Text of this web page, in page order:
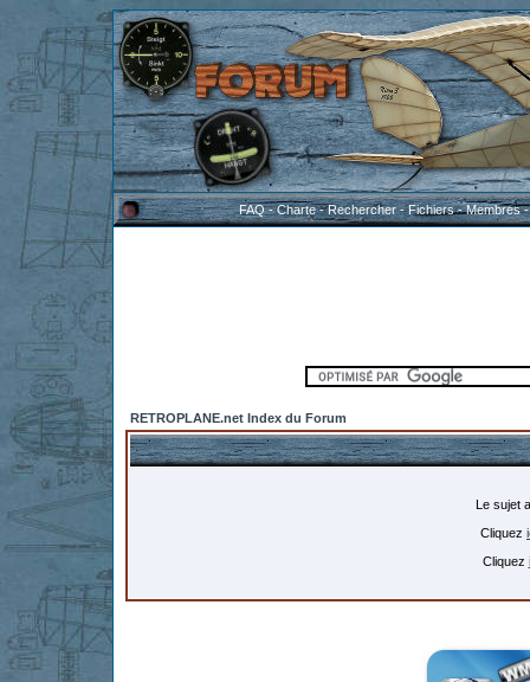
FAQ-Charte-Rechercher-Fichiers-Membres
RETROPLANE.net Index du Forum
Le sujet
Cliquez
Cliquez